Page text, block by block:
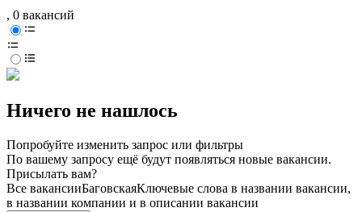
, 0 вакансий
Ничего не нашлось
Попробуйте изменить запрос или фильтры
По вашему запросу ещё будут появляться новые вакансии.
Присылать вам?
Все вакансииБаговскаяКлючевые слова в названии вакансии,
в названии компании и в описании вакансии